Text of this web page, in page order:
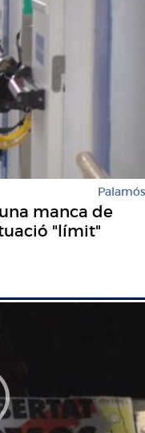
Palamós
manca de
"límit"